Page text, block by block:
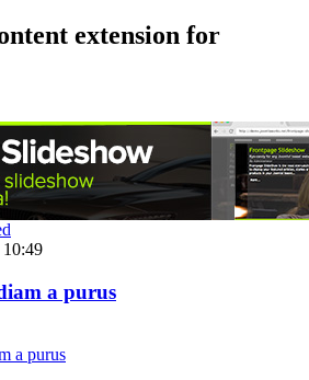
extension for
10:49
a purus